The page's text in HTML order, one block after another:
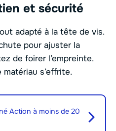
et sécurité
adapté à la tête de vis.
pour ajuster la
de foirer l’empreinte.
s’effrite.
Action à moins de 20